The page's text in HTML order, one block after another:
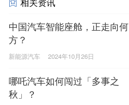
中国汽车智能座舱，正走向何
方？
新能源汽车 2024年10月26日
哪吒汽车如何闯过「多事之
秋」？